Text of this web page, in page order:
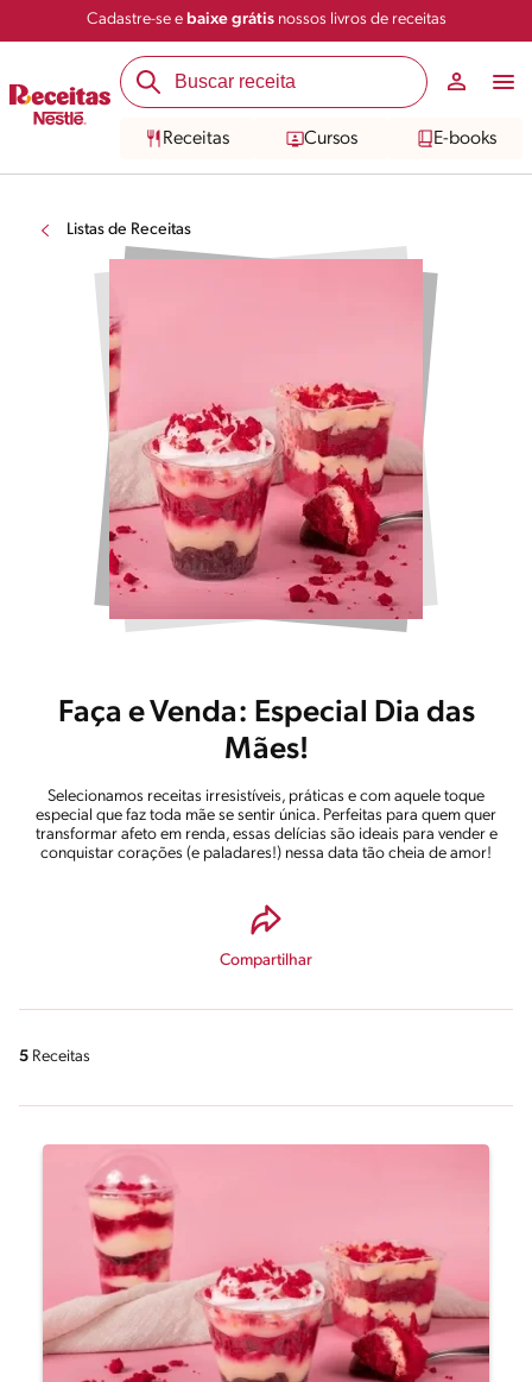
Cadastre-se e baixe grátisnossos livros de receitas
Receitas Cursos E-books
Listas de Receitas
Faça e Venda: Especial Dia das
Mães!
Selecionamos receitas irresistíveis, práticas e com aquele toque
especial que faz toda mãe se sentir única. Perfeitas para quem quer
transformar afeto em renda, essas delícias são ideais para vender e
conquistar corações (e paladares!) nessa data tão cheia de amor!
Compartilhar
5 Receitas